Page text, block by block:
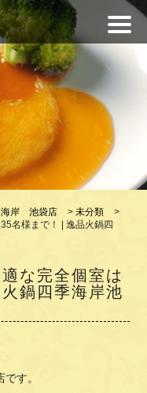
海岸 池袋店 >未分類
>
名様まで！ | 逸品火鍋四
な完全個室は
鍋四季海岸池
す。